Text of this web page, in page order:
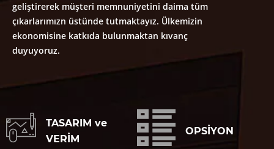
geliştirerek müşteri memnuniyetini daima tüm
çıkarlarımızn üstünde tutmaktayız. Ülkemizin
ekonomisine katkıda bulunmaktan kıvanç
duyuyoruz.
TASARIM ve
VERİM
OPSİYON